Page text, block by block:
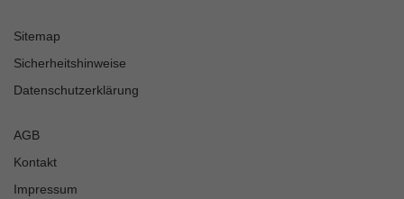
Sitemap
Sicherheitshinweise
Datenschutzerklärung
AGB
Kontakt
Impressum